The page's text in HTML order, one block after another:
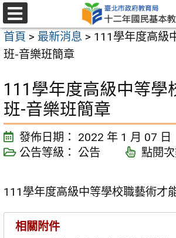
跳
至
主
要
容
區
選
單
首頁 > 最新消息 > 111學年度高級
班-音樂班簡章
111學年度高級中等學
班-音樂班簡章
發佈日期：
2022 年 1 月 07 日
公告等級：
公告 點閱次
111學年度高級中等學校職藝術才
相關附件